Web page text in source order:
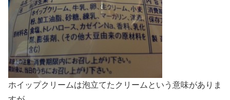
ホイップクリームは泡立てたクリームという意味がありま